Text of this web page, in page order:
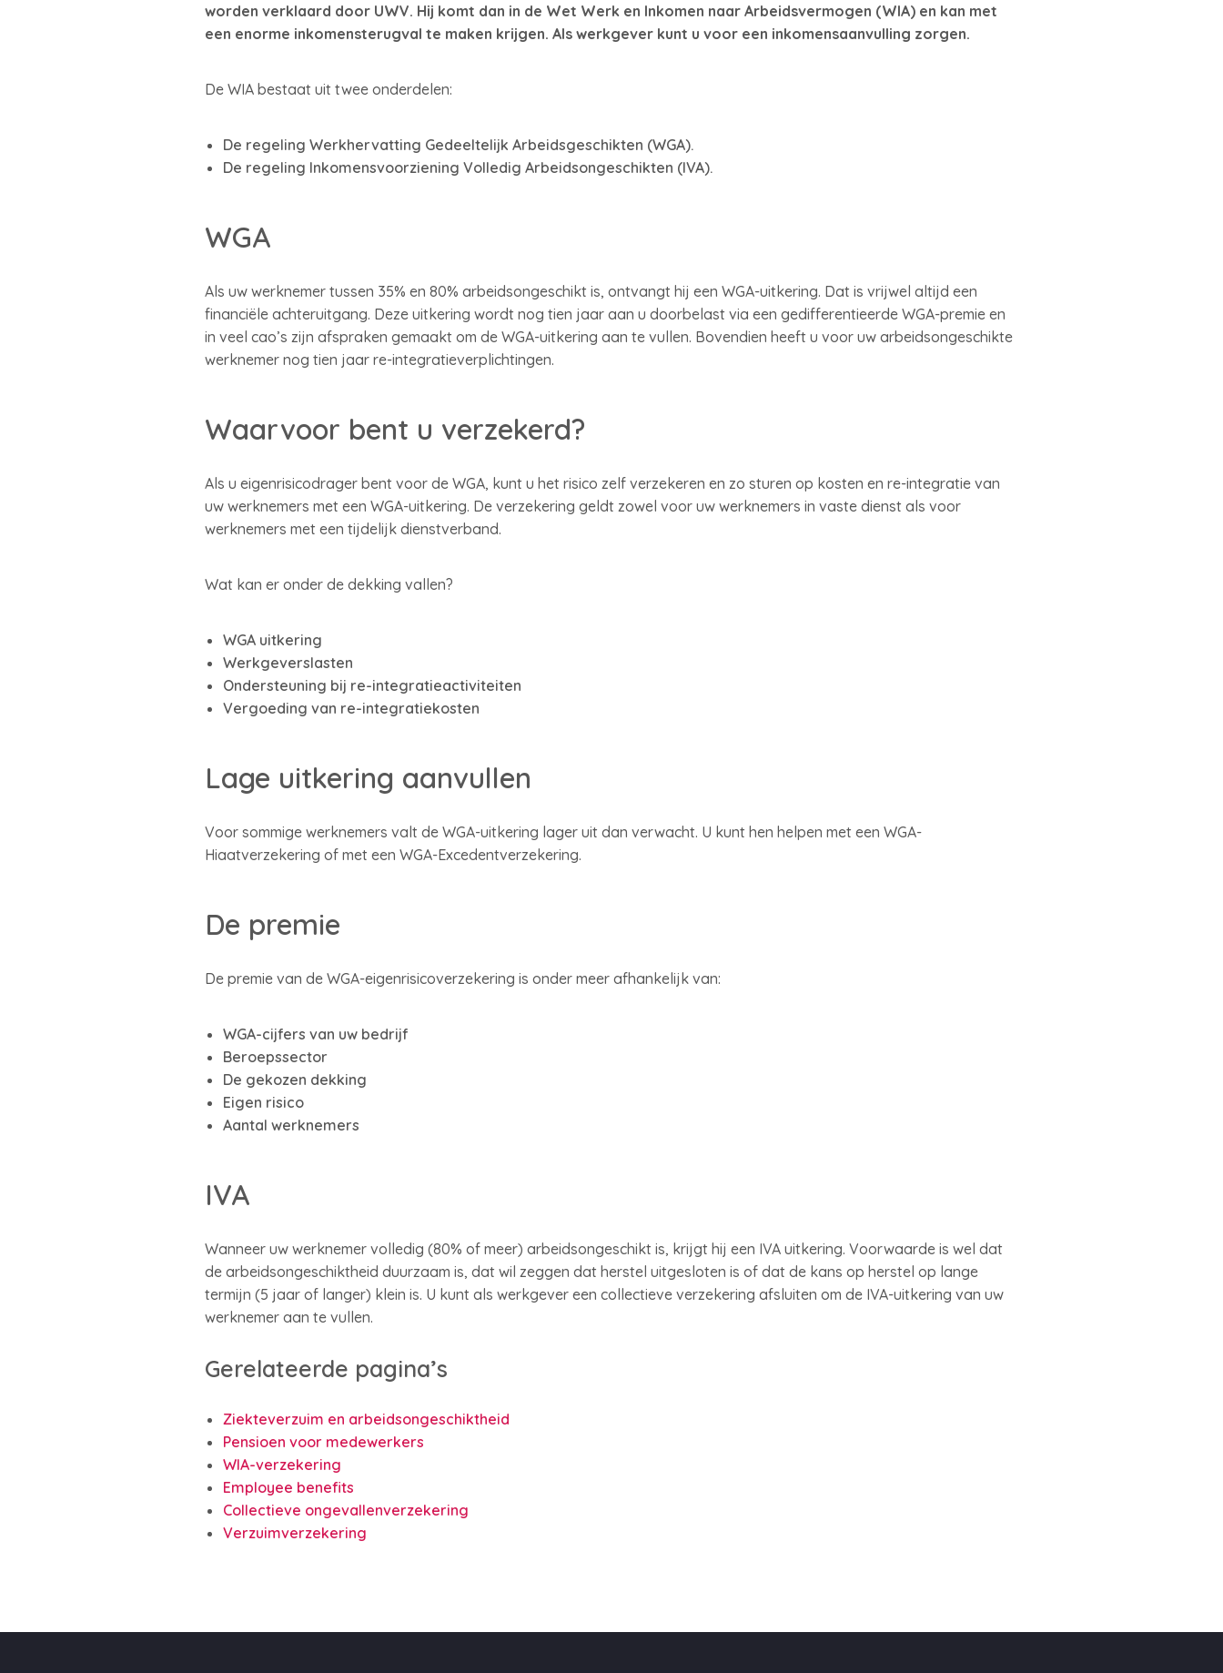
worden verklaard door UWV. Hij komt dan in de Wet Werk en Inkomen naar Arbeidsvermogen (WIA) en kan met
een enorme inkomensterugval te maken krijgen. Als werkgever kunt u voor een inkomensaanvulling zorgen.
De WIA bestaat uit twee onderdelen:
De regeling Werkhervatting Gedeeltelijk Arbeidsgeschikten (WGA).
De regeling Inkomensvoorziening Volledig Arbeidsongeschikten (IVA).
WGA
Als uw werknemer tussen 35% en 80% arbeidsongeschikt is, ontvangt hij een WGA-uitkering. Dat is vrijwel altijd een
financiële achteruitgang. Deze uitkering wordt nog tien jaar aan u doorbelast via een gedifferentieerde WGA-premie en
in veel cao’s zijn afspraken gemaakt om de WGA-uitkering aan te vullen. Bovendien heeft u voor uw arbeidsongeschikte
werknemer nog tien jaar re-integratieverplichtingen.
Waarvoor bent u verzekerd?
Als u eigenrisicodrager bent voor de WGA, kunt u het risico zelf verzekeren en zo sturen op kosten en re-integratie van
uw werknemers met een WGA-uitkering. De verzekering geldt zowel voor uw werknemers in vaste dienst als voor
werknemers met een tijdelijk dienstverband.
Wat kan er onder de dekking vallen?
WGA uitkering
Werkgeverslasten
Ondersteuning bij re-integratieactiviteiten
Vergoeding van re-integratiekosten
Lage uitkering aanvullen
Voor sommige werknemers valt de WGA-uitkering lager uit dan verwacht. U kunt hen helpen met een WGA-
Hiaatverzekering of met een WGA-Excedentverzekering.
De premie
De premie van de WGA-eigenrisicoverzekering is onder meer afhankelijk van:
WGA-cijfers van uw bedrijf
Beroepssector
De gekozen dekking
Eigen risico
Aantal werknemers
IVA
Wanneer uw werknemer volledig (80% of meer) arbeidsongeschikt is, krijgt hij een IVA uitkering. Voorwaarde is wel dat
de arbeidsongeschiktheid duurzaam is, dat wil zeggen dat herstel uitgesloten is of dat de kans op herstel op lange
termijn (5 jaar of langer) klein is. U kunt als werkgever een collectieve verzekering afsluiten om de IVA-uitkering van uw
werknemer aan te vullen.
Gerelateerde pagina’s
Ziekteverzuim en arbeidsongeschiktheid
Pensioen voor medewerkers
WIA-verzekering
Employee benefits
Collectieve ongevallenverzekering
Verzuimverzekering